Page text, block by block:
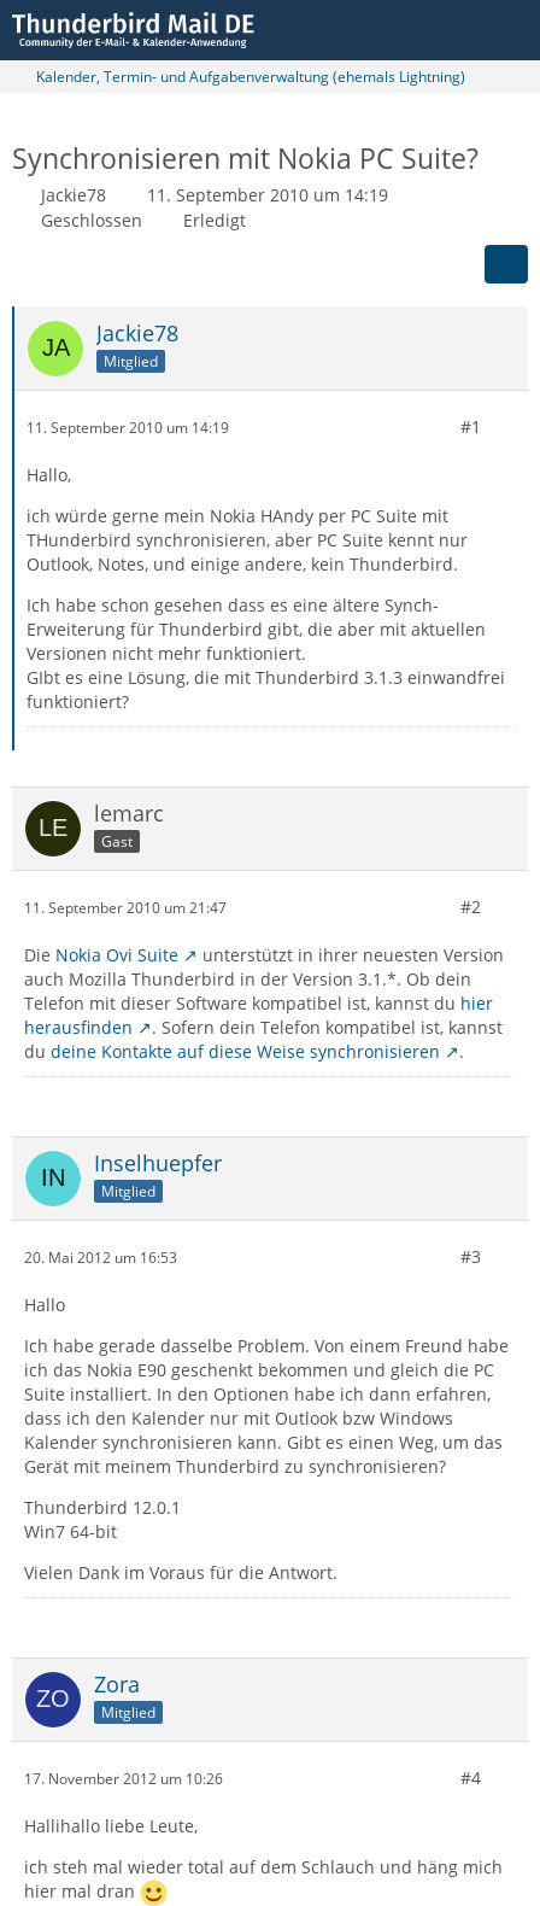
Kalender, Termin- und Aufgabenverwaltung (ehemals Lightning)
Synchronisieren mit Nokia PC Suite?
Jackie78
11. September 2010 um 14:19
Geschlossen
Erledigt
Jackie78
Mitglied
11. September 2010 um 14:19 #1
Hallo,
ich würde gerne mein Nokia HAndy per PC Suite mit
THunderbird synchronisieren, aber PC Suite kennt nur
Outlook, Notes, und einige andere, kein Thunderbird.
Ich habe schon gesehen dass es eine ältere Synch-
Erweiterung für Thunderbird gibt, die aber mit aktuellen
Versionen nicht mehr funktioniert.
GIbt es eine Lösung, die mit Thunderbird 3.1.3 einwandfrei
funktioniert?
lemarc
Gast
11. September 2010 um 21:47 #2
Die Nokia Ovi Suite
unterstützt in ihrer neuesten Version
auch Mozilla Thunderbird in der Version 3.1.*. Ob dein
Telefon mit dieser Software kompatibel ist, kannst du hier
herausfinden
. Sofern dein Telefon kompatibel ist, kannst
du deine Kontakte auf diese Weise synchronisieren .
Inselhuepfer
Mitglied
20. Mai 2012 um 16:53 #3
Hallo
Ich habe gerade dasselbe Problem. Von einem Freund habe
ich das Nokia E90 geschenkt bekommen und gleich die PC
Suite installiert. In den Optionen habe ich dann erfahren,
dass ich den Kalender nur mit Outlook bzw Windows
Kalender synchronisieren kann. Gibt es einen Weg, um das
Gerät mit meinem Thunderbird zu synchronisieren?
Thunderbird 12.0.1
Win7 64-bit
Vielen Dank im Voraus für die Antwort.
Zora
Mitglied
17. November 2012 um 10:26 #4
Hallihallo liebe Leute,
ich steh mal wieder total auf dem Schlauch und häng mich
hier mal dran